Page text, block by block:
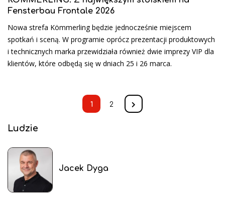
Fensterbau Frontale 2026
Nowa strefa Kömmerling będzie jednocześnie miejscem
spotkań i sceną. W programie oprócz prezentacji produktowych
i technicznych marka przewidziała również dwie imprezy VIP dla
klientów, które odbędą się w dniach 25 i 26 marca.
1 2
Ludzie
Jacek Dyga